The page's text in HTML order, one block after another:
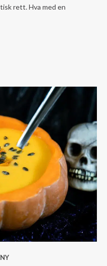
rett. Hva med en